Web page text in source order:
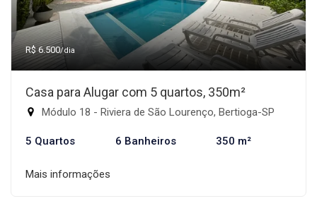
R$ 6.500/dia
Casa para Alugar com 5 quartos, 350m²
Módulo 18 - Riviera de São Lourenço, Bertioga-SP
5 Quartos 6 Banheiros 350 m²
Mais informações